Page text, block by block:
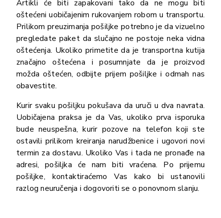
Artikli će biti zapakovani tako da ne mogu biti
oštećeni uobičajenim rukovanjem robom u transportu.
Prilikom preuzimanja pošiljke potrebno je da vizuelno
pregledate paket da slučajno ne postoje neka vidna
oštećenja. Ukoliko primetite da je transportna kutija
značajno oštećena i posumnjate da je proizvod
možda oštećen, odbijte prijem pošiljke i odmah nas
obavestite.
Kurir svaku pošiljku pokušava da uruči u dva navrata.
Uobičajena praksa je da Vas, ukoliko prva isporuka
bude neuspešna, kurir pozove na telefon koji ste
ostavili prilikom kreiranja narudžbenice i ugovori novi
termin za dostavu. Ukoliko Vas i tada ne pronađe na
adresi, pošiljka će nam biti vraćena. Po prijemu
pošiljke, kontaktiraćemo Vas kako bi ustanovili
razlog neuručenja i dogovoriti se o ponovnom slanju.